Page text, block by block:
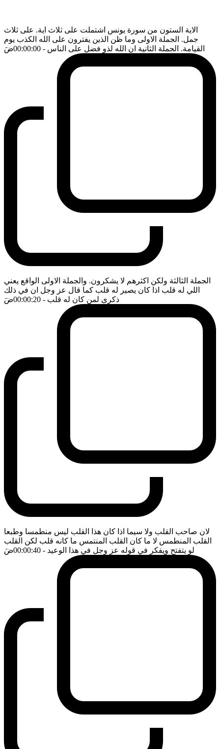
الاية الستون من سورة يونس اشتملت على ثلاث اية. على ثلاث
جمل. الجملة الاولى وما ظن الذين يفترون على الله الكذب يوم
القيامة. الجملة الثانية ان الله لذو فضل على الناس - 00:00:00 ضَ
الجملة الثالثة ولكن اكثرهم لا يشكرون. والجملة الاولى الواقع يعني
اللي له قلب اذا كان يصير له قلب كما قال عز وجل ان في ذلك
ذكرى لمن كان له قلب - 00:00:20 ضَ
لان صاحب القلب ولا سيما اذا كان هذا القلب ليس منطمسا وطبعا
القلب المنطمس لا ما كان القلب المنتمس ما كانه قلب لكن القلب
لو يتفتح ويفكر في قوله عز وجل في هذا الوعيد - 00:00:40 ضَ